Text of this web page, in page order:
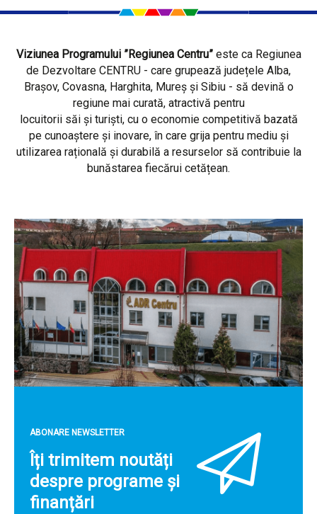
Viziunea Programului ”Regiunea Centru”este ca Regiunea
de Dezvoltare CENTRU - care grupează județele Alba,
Brașov, Covasna, Harghita, Mureș și Sibiu - să devină o
regiune mai curată, atractivă pentru
locuitorii săi și turiști, cu o economie competitivă bazată
pe cunoaștere și inovare, în care grija pentru mediu și
utilizarea rațională și durabilă a resurselor să contribuie la
bunăstarea fiecărui cetățean.
ABONARE NEWSLETTER
Îți trimitem noutăți
despre programe și
finanțări